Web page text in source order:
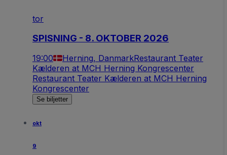
tor
SPISNING - 8. OKTOBER 2026
19:00 Herning, DanmarkRestaurant Teater
Kælderen at MCH Herning Kongrescenter
Restaurant Teater Kælderen at MCH Herning
Kongrescenter
Se biljetter
okt
9